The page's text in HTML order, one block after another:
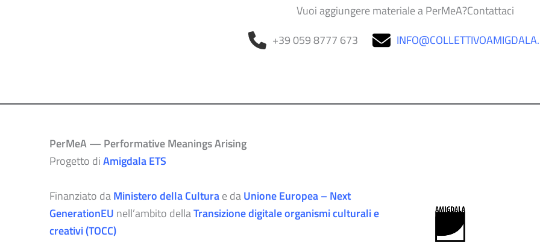
Vuoi aggiungere materiale a PerMeA?Contattaci
+39 059 8777 673
PerMeA — Performative Meanings Arising
Progetto diAmigdala ETS
Finanziato daMinistero della Culturae daUnione Europea – Next
GenerationEU nell’ambito dellaTransizione digitale organismi culturali e
creativi (TOCC)